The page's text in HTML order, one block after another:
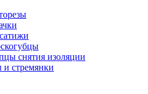
снятия изоляции
стремянки